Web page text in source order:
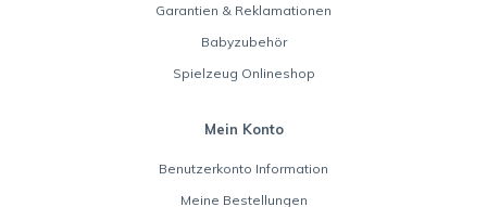
Garantien & Reklamationen
Babyzubehör
Spielzeug Onlineshop
Mein Konto
Benutzerkonto Information
Meine Bestellungen